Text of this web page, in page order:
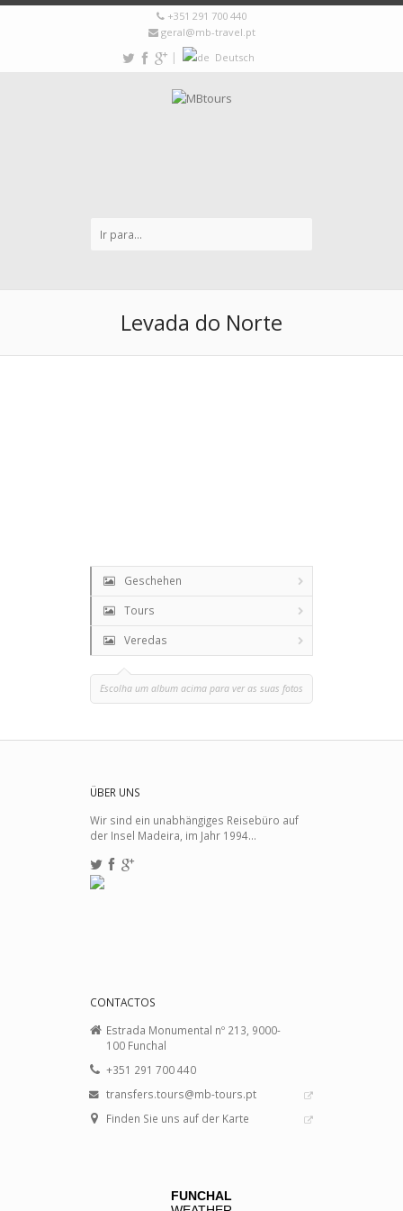
+351 291 700 440
geral@mb-travel.pt
| Deutsch
Levada do Norte
Geschehen
Tours
Veredas
Escolha um album acima para ver as suas fotos
ÜBER UNS
Wir sind ein unabhängiges Reisebüro auf
der Insel Madeira, im Jahr 1994...
CONTACTOS
Estrada Monumental nº 213, 9000-
100 Funchal
+351 291 700 440
transfers.tours@mb-tours.pt
Finden Sie uns auf der Karte